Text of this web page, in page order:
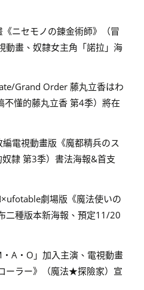
ニセモノの錬金術師》（冒
動畫、奴隸女主角「諾拉」海
Grand Order 藤丸立香はわ
不懂的藤丸立香 第4季）將在
電視動畫版《魔都精兵のス
隸 第3季）書法海報&首支
劇場版《魔法使いの
二種版本新海報、預定11/20
A・O」加入主演、電視動畫
ーラー》（魔法★探險家）宣